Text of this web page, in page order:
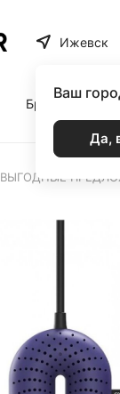
Ижевск
Ваш
Да,
Бренды
ВЫГОДНЫЕ